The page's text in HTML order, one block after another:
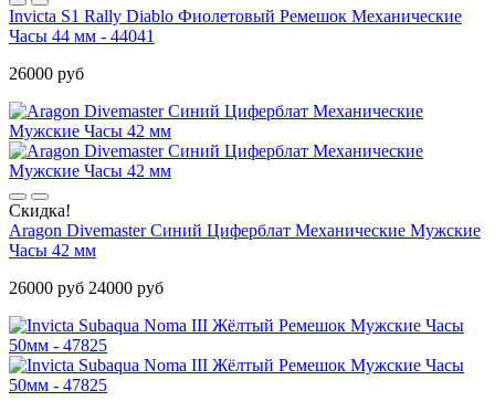
Invicta S1 Rally Diablo Фиолетовый Ремешок Механические
Часы 44 мм - 44041
26000 руб
Скидка!
Aragon Divemaster Синий Циферблат Механические Мужские
Часы 42 мм
26000 руб 24000 руб